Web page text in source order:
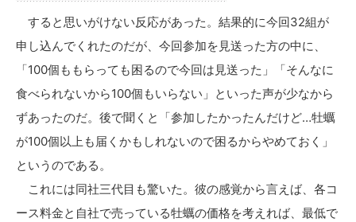
すると思いがけない反応があった。結果的に今回32組が
申し込んでくれたのだが、今回参加を見送った方の中に、
「100個ももらっても困るので今回は見送った」「そんなに
食べられないから100個もいらない」といった声が少なから
ずあったのだ。後で聞くと「参加したかったんだけど…牡蠣
が100個以上も届くかもしれないので困るからやめておく」
というのである。
これには同社三代目も驚いた。彼の感覚から言えば、各コ
ース料金と自社で売っている牡蠣の価格を考えれば、最低で